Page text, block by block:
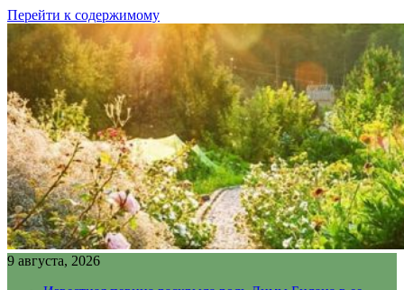
Перейти к содержимому
9 августа, 2026